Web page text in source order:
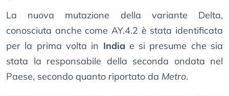
La nuova mutazione della variante Delta,
conosciuta anche come AY.4.2 è stata identificata
per la prima volta in India e si presume che sia
stata la responsabile della seconda ondata nel
Paese, secondo quanto riportato da Metro.